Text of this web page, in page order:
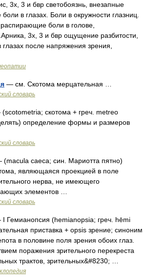
3х, 3 и бвр светобоязнь, внезапные
в глазах. Боли в окружности глазниц.
боли в голове,
3х, 3 и бвр ощущение разбитости,
глазах после напряжения зрения,
— см. Скотома мерцательная …
словарь
скотома + греч. metreo
определение формы и размеров
словарь
caeca; син. Мариотта пятно)
являющаяся проекцией в поле
нерва, не имеющего
элементов …
словарь
Гемианопсия (hemianopsia; греч. hēmi
приставка + opsis зрение; синоним
в половине поля зрения обоих глаз.
поражения зрительного перекреста
трактов, зрительных&#8230; …